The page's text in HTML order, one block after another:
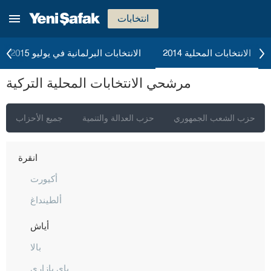
انتخابات
الانتخابات البرلمانية في يوليو 2015 الانتخابات المحلية 2014
مرشحي الانتخابات المحلية التركية
جميع الأحزاب حزب العدالة والتنمية حزب الشعب الجمهوري
إسطنبول
أنقرة
أكيورت
ألطينداغ
أياش
بالا
باي بازاري